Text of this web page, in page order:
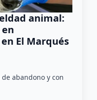
animal:
El Marqués
abandono y con